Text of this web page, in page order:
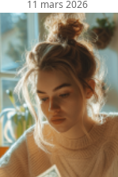
11 mars 2026